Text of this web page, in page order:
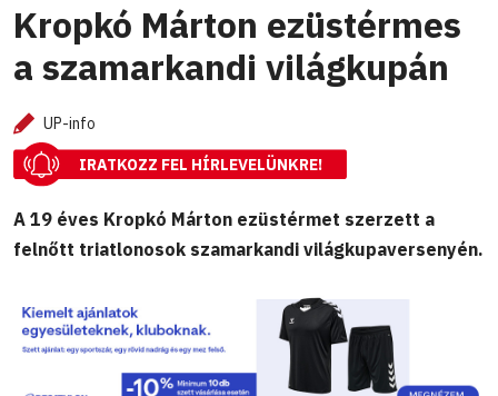
Kropkó Márton ezüstérmes
a szamarkandi világkupán
UP-info
IRATKOZZ FEL HÍRLEVELÜNKRE!
A 19 éves Kropkó Márton ezüstérmet szerzett a
felnőtt triatlonosok szamarkandi világkupaversenyén.